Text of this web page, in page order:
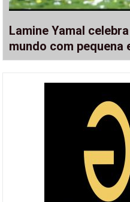
Lamine Yamal
mundo com pequena